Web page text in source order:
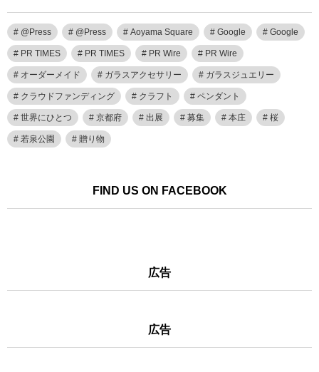
@Press @Press Aoyama Square Google Google
PR TIMES PR TIMES PR Wire PR Wire
オーダーメイド ガラスアクセサリー ガラスジュエリー
クラウドファンディング クラフト ペンダント
世界にひとつ 京都府 出展 募集 本庄 桜
若泉公園 贈り物
FIND US ON FACEBOOK
広告
広告